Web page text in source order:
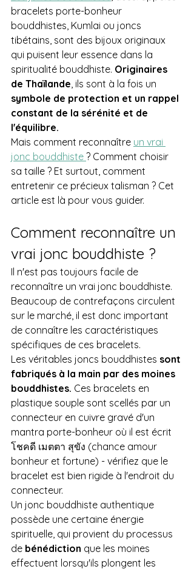
bracelets porte-bonheur
bouddhistes, Kumlai ou joncs
tibétains, sont des bijoux originaux
qui puisent leur essence dans la
spiritualité bouddhiste. Originaires
de Thaïlande, ils sont à la fois un
symbole de protection et un rappel
constant de la sérénité et de
l'équilibre.
Mais comment reconnaître un vrai
jonc bouddhiste ? Comment choisir
sa taille ? Et surtout, comment
entretenir ce précieux talisman ? Cet
article est là pour vous guider.
Comment reconnaître un
vrai jonc bouddhiste ?
Il n'est pas toujours facile de
reconnaître un vrai jonc bouddhiste.
Beaucoup de contrefaçons circulent
sur le marché, il est donc important
de connaître les caractéristiques
spécifiques de ces bracelets.
Les véritables joncs bouddhistes sont
fabriqués à la main par des moines
bouddhistes. Ces bracelets en
plastique souple sont scellés par un
connecteur en cuivre gravé d'un
mantra porte-bonheur où il est écrit
โชคดี เมตตา สุขัง (chance amour
bonheur et fortune) - vérifiez que le
bracelet est bien rigide à l'endroit du
connecteur.
Un jonc bouddhiste authentique
possède une certaine énergie
spirituelle, qui provient du processus
de bénédiction que les moines
effectuent lorsqu'ils plongent les